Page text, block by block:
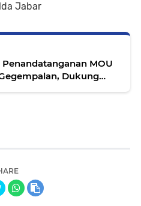
Jabar
MOU
Dukung